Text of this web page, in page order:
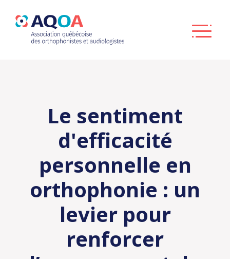
Le sentiment
d'efficacité
personnelle en
orthophonie : un
levier pour
renforcer